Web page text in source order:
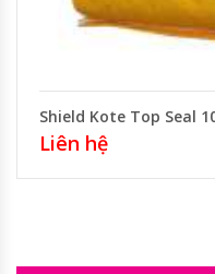
Shield Kote Top Seal
Liên hệ